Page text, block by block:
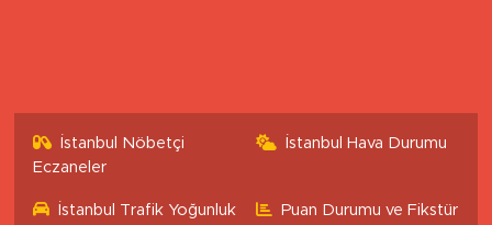
İstanbul Nöbetçi
Eczaneler
İstanbul Hava Durumu
İstanbul Trafik Yoğunluk
Puan Durumu ve Fikstür